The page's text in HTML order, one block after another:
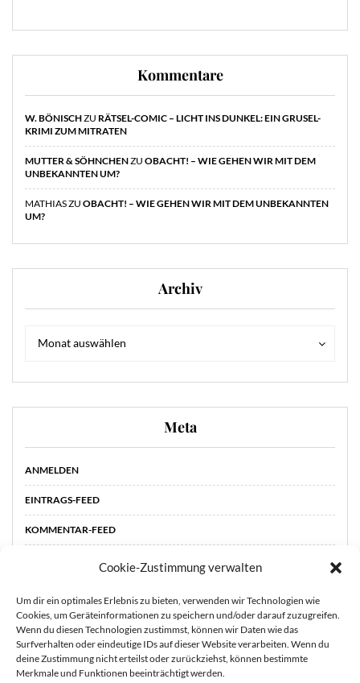
Cookie-Zustimmung verwalten
Um dir ein optimales Erlebnis zu bieten, verwenden wir Technologien wie
Cookies, um Geräteinformationen zu speichern und/oder darauf zuzugreifen.
Wenn du diesen Technologien zustimmst, können wir Daten wie das
Surfverhalten oder eindeutige IDs auf dieser Website verarbeiten. Wenn du
deine Zustimmung nicht erteilst oder zurückziehst, können bestimmte
Merkmale und Funktionen beeinträchtigt werden.
Kommentare
W. BÖNISCHZU RÄTSEL-COMIC – LICHT INS DUNKEL: EIN GRUSEL-
KRIMI ZUM MITRATEN
MUTTER & SÖHNCHENZU OBACHT! – WIE GEHEN WIR MIT DEM
UNBEKANNTEN UM?
MATHIASZU OBACHT! – WIE GEHEN WIR MIT DEM UNBEKANNTEN
UM?
Archiv
Monat auswählen
Meta
ANMELDEN
EINTRAGS-FEED
KOMMENTAR-FEED